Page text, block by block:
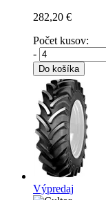
282,20 €
Počet kusov:
-
Do košíka
Výpredaj